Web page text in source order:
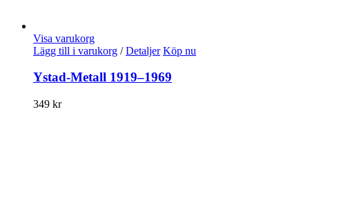
Visa varukorg
Lägg till i varukorg / Detaljer Köp nu
Ystad-Metall 1919–1969
349 kr